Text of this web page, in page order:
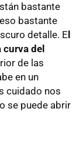
bastante
bastante
detalle. E
del
de las
en un
cuidado nos
se puede abrir